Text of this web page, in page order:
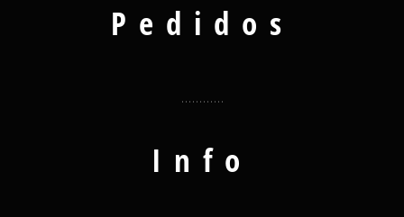
Pedidos
Info